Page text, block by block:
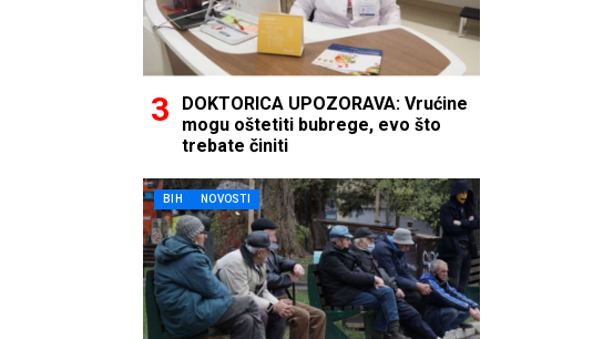
DOKTORICA UPOZORAVA: Vrućine
mogu oštetiti bubrege, evo što
trebate činiti
BIH NOVOSTI